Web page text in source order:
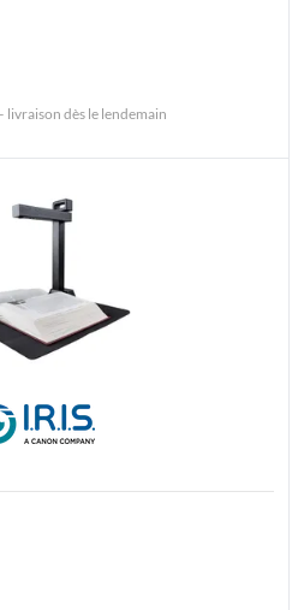
livraison dès le lendemain